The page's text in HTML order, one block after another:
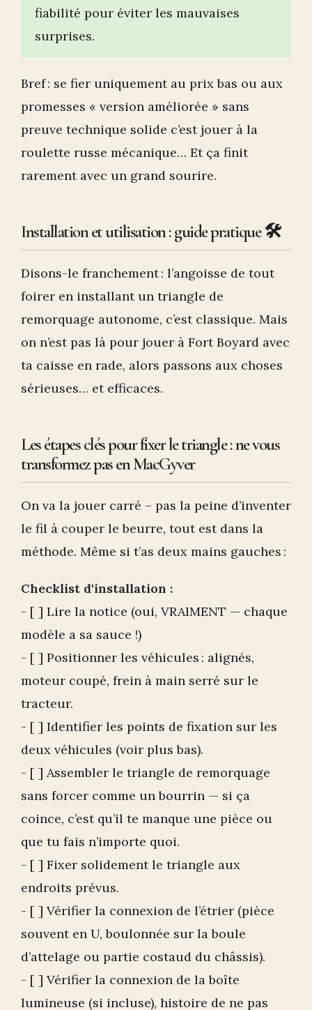
fiabilité pour éviter les mauvaises
surprises.
Bref : se fier uniquement au prix bas ou aux
promesses « version améliorée » sans
preuve technique solide c’est jouer à la
roulette russe mécanique… Et ça finit
rarement avec un grand sourire.
Installation et utilisation : guide pratique 🛠️
Disons-le franchement : l’angoisse de tout
foirer en installant un triangle de
remorquage autonome, c’est classique. Mais
on n’est pas là pour jouer à Fort Boyard avec
ta caisse en rade, alors passons aux choses
sérieuses… et efficaces.
Les étapes clés pour fixer le triangle : ne vous
transformez pas en MacGyver
On va la jouer carré – pas la peine d’inventer
le fil à couper le beurre, tout est dans la
méthode. Même si t’as deux mains gauches :
Checklist d'installation :
- [ ] Lire la notice (oui, VRAIMENT — chaque
modèle a sa sauce !)
- [ ] Positionner les véhicules : alignés,
moteur coupé, frein à main serré sur le
tracteur.
- [ ] Identifier les points de fixation sur les
deux véhicules (voir plus bas).
- [ ] Assembler le triangle de remorquage
sans forcer comme un bourrin — si ça
coince, c’est qu’il te manque une pièce ou
que tu fais n’importe quoi.
- [ ] Fixer solidement le triangle aux
endroits prévus.
- [ ] Vérifier la connexion de l’étrier (pièce
souvent en U, boulonnée sur la boule
d’attelage ou partie costaud du châssis).
- [ ] Vérifier la connexion de la boîte
lumineuse (si incluse), histoire de ne pas